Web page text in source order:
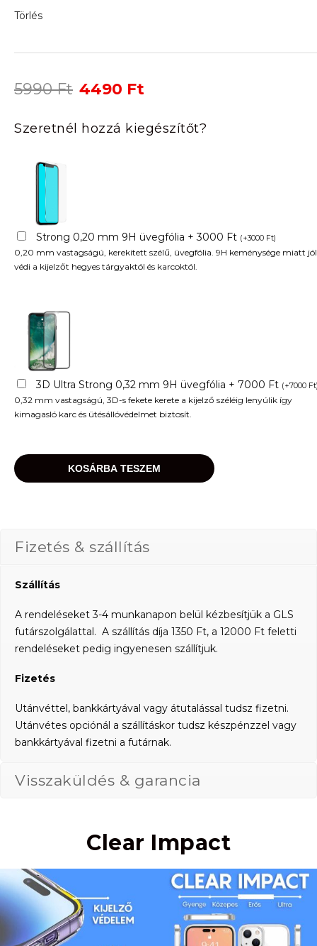
Törlés
5990Ft Original
was:
5990 Ft.
4490 Ft
is:
4490 Ft.
Szeretnél hozzá kiegészítőt?
Strong 0,20 mm 9H üvegfólia + 3000 Ft (+3000 Ft)
0,20 mm vastagságú, kerekített szélű, üvegfólia. 9H keménysége miatt jól
védi a kijelzőt hegyes tárgyaktól és karcoktól.
3D Ultra Strong 0,32 mm 9H üvegfólia + 7000 Ft (+7000 Ft
0,32 mm vastagságú, 3D-s fekete kerete a kijelző széléig lenyúlik így
kimagasló karc és ütésállóvédelmet biztosít.
KOSÁRBA TESZEM
Fizetés & szállítás
Szállítás
A rendeléseket 3-4 munkanapon belül kézbesítjük a GLS
futárszolgálattal. A szállítás díja 1350 Ft, a 12000 Ft feletti
rendeléseket pedig ingyenesen szállítjuk.
Fizetés
Utánvéttel, bankkártyával vagy átutalással tudsz fizetni.
Utánvétes opciónál a szállításkor tudsz készpénzzel vagy
bankkártyával fizetni a futárnak.
Visszaküldés & garancia
Clear Impact